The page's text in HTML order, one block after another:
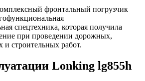
фронтальный погрузчик
спецтехника, которая получила
при проведении дорожных,
и строительных работ.
Lonking lg855h